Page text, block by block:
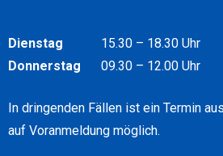
Dienstag 15.30 – 18.30Uhr
Donnerstag 09.30 – 12.00Uhr
In dringenden Fällen ist ein Termin
auf Voranmeldung möglich.